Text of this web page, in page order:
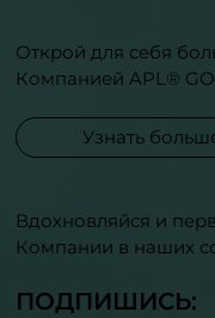
Открой для себя
Компанией APL® GO
Узнать
Вдохновляйся и
Компании в наших
ПОДПИШИСЬ: